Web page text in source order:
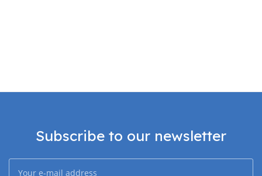
Subscribe to our newsletter